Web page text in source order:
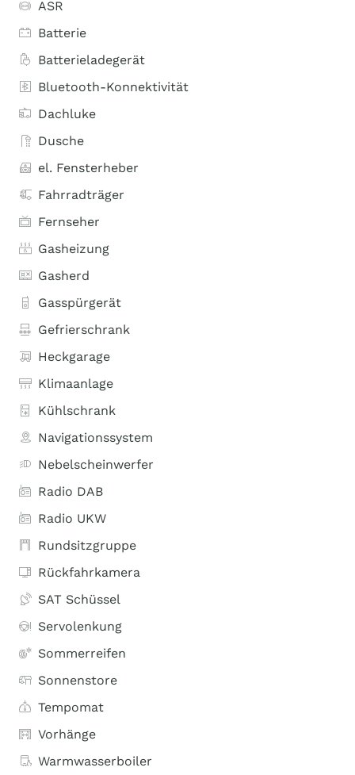
ASR
Batterie
Batterieladegerät
Bluetooth-Konnektivität
Dachluke
Dusche
el. Fensterheber
Fahrradträger
Fernseher
Gasheizung
Gasherd
Gasspürgerät
Gefrierschrank
Heckgarage
Klimaanlage
Kühlschrank
Navigationssystem
Nebelscheinwerfer
Radio DAB
Radio UKW
Rundsitzgruppe
Rückfahrkamera
SAT Schüssel
Servolenkung
Sommerreifen
Sonnenstore
Tempomat
Vorhänge
Warmwasserboiler